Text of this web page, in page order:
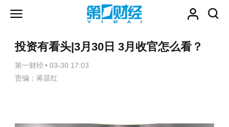
投资有看头|3月30日 3月收官怎么看？
第一财经 • 03-30 17:03
责编：蒋苗红